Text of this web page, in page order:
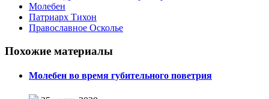
Молебен
Патриарх Тихон
Православное Осколье
Похожие материалы
Молебен во время губительного поветрия